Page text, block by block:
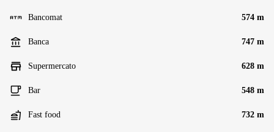
Bancomat 574 m
Banca 747 m
Supermercato 628 m
Bar 548 m
Fast food 732 m